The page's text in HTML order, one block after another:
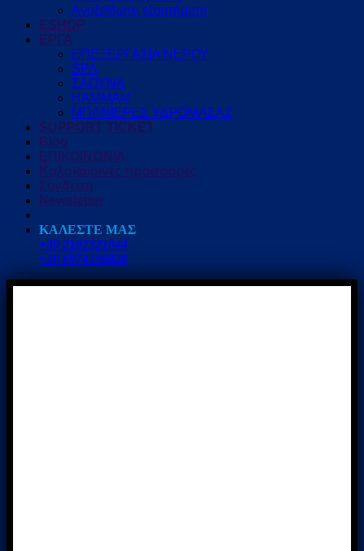
Ανοξείδωτα εξαρτήματα
ESHOP
ΕΡΓΑ
ΕΠΕΞΕΡΓΑΣΙΑ ΝΕΡΟΥ
SPA
ΣΑΟΥΝΑ
HAMMAM
ΜΠΑΝΙΕΡΕΣ ΥΔΡΟΜΑΣΑΖ
SUPPORT TICKET
Blog
ΕΠΙΚΟΙΝΩΝΙΑ
Καλοκαιρινές προσφορές
Σύνδεση
Newsletter
ΚΑΛΕΣΤΕ ΜΑΣ
+30 2102321044
+30 6974196828